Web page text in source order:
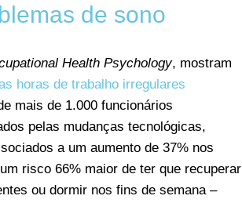
de sono
Health Psychology, mostram
horas de trabalho irregulares
mais de 1.000 funcionários
pelas mudanças tecnológicas,
a um aumento de 37% nos
risco 66% maior de ter que recuperar
ou dormir nos fins de semana –